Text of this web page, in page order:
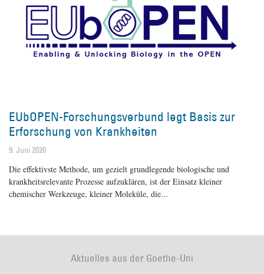
EUbOPEN-Forschungsverbund legt Basis zur
Erforschung von Krankheiten
9. Juni 2020
Die effektivste Methode, um gezielt grundlegende biologische und
krankheitsrelevante Prozesse aufzuklären, ist der Einsatz kleiner
chemischer Werkzeuge, kleiner Moleküle, die
Aktuelles aus der Goethe-Uni